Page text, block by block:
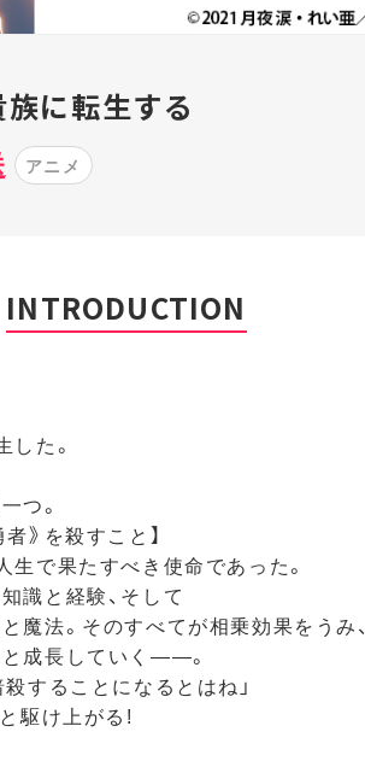
に転生する
アニメ
INTRODUCTION
た。
つ。
》を殺すこと】
で果たすべき使命であった。
識と経験、そして
法。そのすべてが相乗効果をうみ、
成長していく――。
することになるとはね」
駆け上がる!